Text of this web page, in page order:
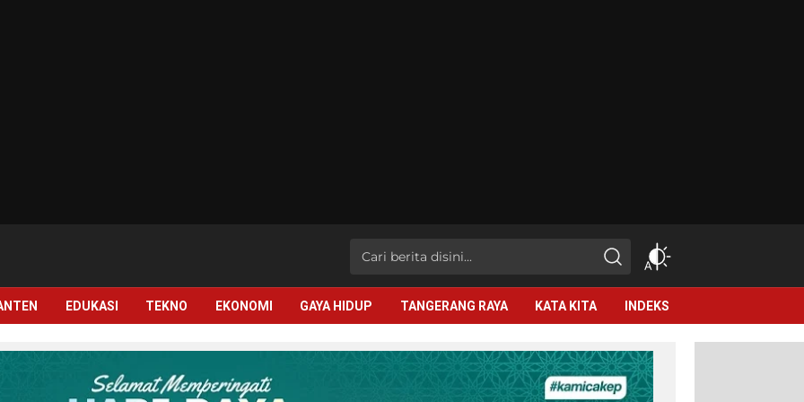
EDUKASI TEKNO EKONOMI GAYA HIDUP TANGERANG RAYA KATA KITA INDEKS